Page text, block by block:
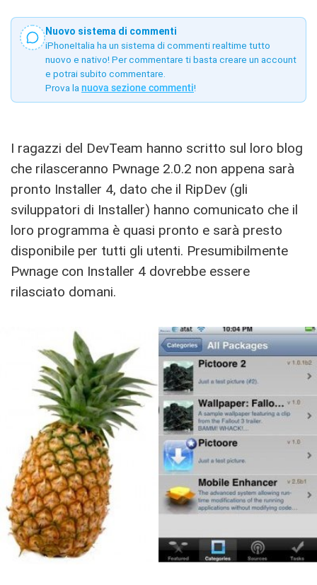
Nuovo sistema di commenti
iPhoneItalia ha un sistema di commenti realtime tutto
nuovo e nativo! Per commentare ti basta creare un account
e potrai subito commentare.
Prova la nuova sezione commenti!
I ragazzi del DevTeam hanno scritto sul loro blog
che rilasceranno Pwnage 2.0.2 non appena sarà
pronto Installer 4, dato che il RipDev (gli
sviluppatori di Installer) hanno comunicato che il
loro programma è quasi pronto e sarà presto
disponibile per tutti gli utenti. Presumibilmente
Pwnage con Installer 4 dovrebbe essere
rilasciato domani.